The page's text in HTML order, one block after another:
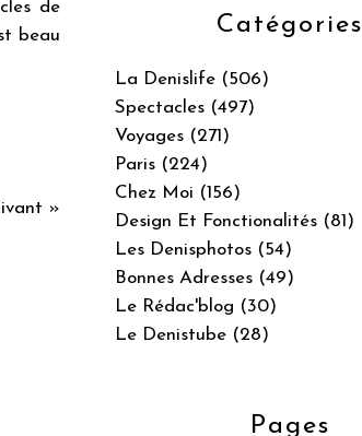
de
beau
»
Catégories
La Denislife (506)
Spectacles (497)
Voyages (271)
Paris (224)
Chez Moi (156)
Design Et Fonctionalités (81)
Les Denisphotos (54)
Bonnes Adresses (49)
Le Rédac'blog (30)
Le Denistube (28)
Pages